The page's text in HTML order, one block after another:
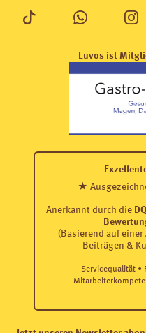
Luvos ist
★
Anerkannt durch die
(Basierend auf
Beiträgen &
Servicequalität •